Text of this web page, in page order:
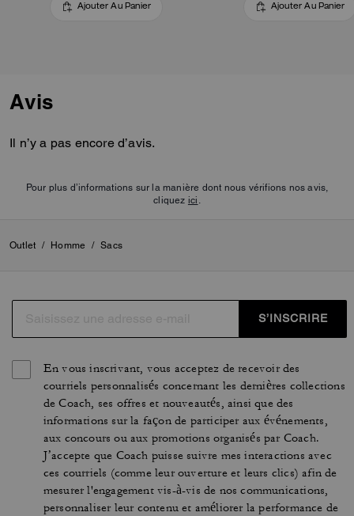
Ajouter Au Panier Ajouter Au Panier
Avis
Il n’y a pas encore d’avis.
Pour plus d’informations sur la manière dont nous vérifions nos avis,
cliquez ici .
Outlet / Homme / Sacs
S’INSCRIRE
En vous inscrivant, vous acceptez de recevoir des
courriels personnalisés concernant les dernières collections
de Coach, ses offres et nouveautés, ainsi que des
informations sur la façon de participer aux événements,
aux concours ou aux promotions organisés par Coach.
J’accepte que Coach puisse suivre mes interactions avec
ces courriels (comme leur ouverture et leurs clics) afin de
mesurer l'engagement vis-à-vis de nos communications,
personnaliser leur contenu et améliorer la performance de